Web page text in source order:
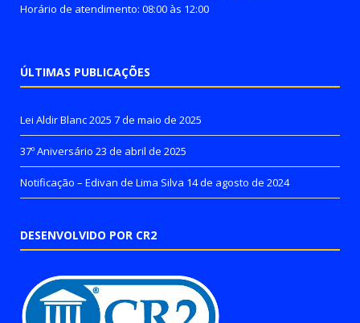
Horário de atendimento: 08:00 às 12:00
ÚLTIMAS PUBLICAÇÕES
Lei Aldir Blanc 2025 7 de maio de 2025
37º Aniversário 23 de abril de 2025
Notificação – Edivan de Lima Silva 14 de agosto de 2024
DESENVOLVIDO POR CR2